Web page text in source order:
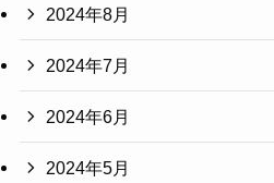
2024年8月
2024年7月
2024年6月
2024年5月